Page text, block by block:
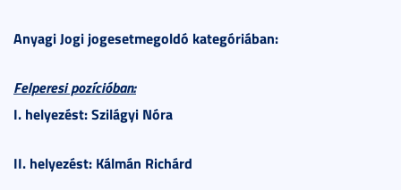
Anyagi Jogi jogesetmegoldó kategóriában:
Felperesi pozícióban:
I. helyezést: Szilágyi Nóra
II. helyezést: Kálmán Richárd